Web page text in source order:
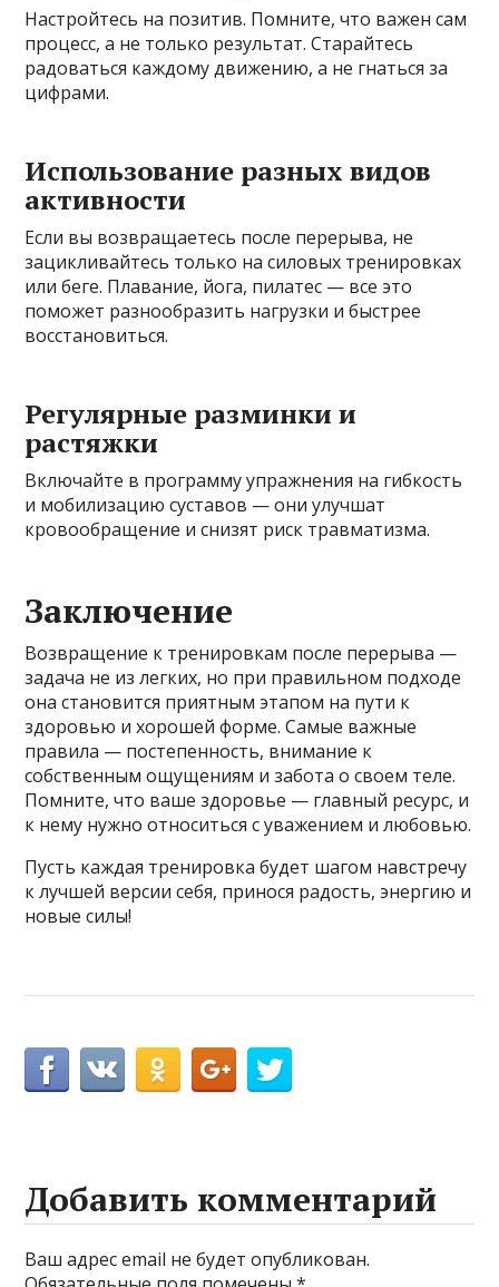
Настройтесь на позитив. Помните, что важен сам
процесс, а не только результат. Старайтесь
радоваться каждому движению, а не гнаться за
цифрами.
Использование разных видов
активности
Если вы возвращаетесь после перерыва, не
зацикливайтесь только на силовых тренировках
или беге. Плавание, йога, пилатес — все это
поможет разнообразить нагрузки и быстрее
восстановиться.
Регулярные разминки и
растяжки
Включайте в программу упражнения на гибкость
и мобилизацию суставов — они улучшат
кровообращение и снизят риск травматизма.
Заключение
Возвращение к тренировкам после перерыва —
задача не из легких, но при правильном подходе
она становится приятным этапом на пути к
здоровью и хорошей форме. Самые важные
правила — постепенность, внимание к
собственным ощущениям и забота о своем теле.
Помните, что ваше здоровье — главный ресурс, и
к нему нужно относиться с уважением и любовью.
Пусть каждая тренировка будет шагом навстречу
к лучшей версии себя, принося радость, энергию и
новые силы!
Добавить комментарий
Ваш адрес email не будет опубликован.